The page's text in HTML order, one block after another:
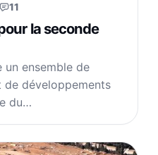
11
la seconde
ensemble de
de développements
du…